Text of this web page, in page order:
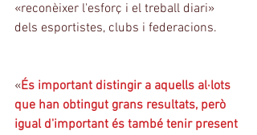
«reconèixer l'esforç i el treball diari»
dels esportistes, clubs i federacions.
«És important distingir a aquells al·lots
que han obtingut grans resultats, però
igual d'important és també tenir present